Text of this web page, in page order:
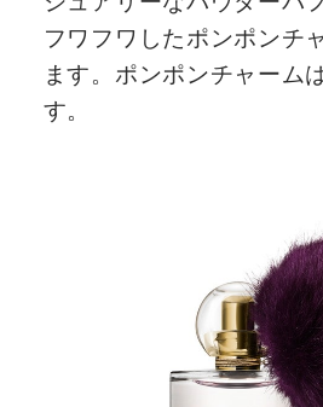
フワフワしたポンポンチ
ます。ポンポンチャーム
す。